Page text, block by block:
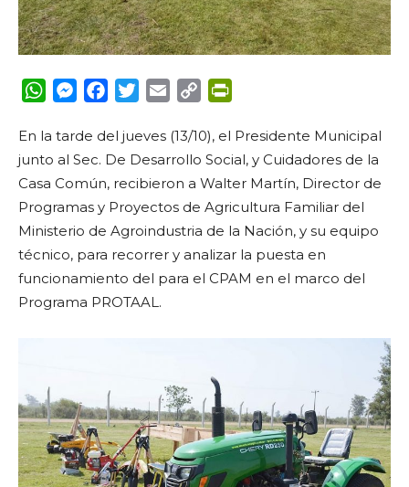
WhatsApp
Messenger
FacebookTwitterEmail Copy
En la tarde del jueves (13/10), el Presidente Municipal
junto al Sec. De Desarrollo Social, y Cuidadores de la
Casa Común, recibieron a Walter Martín, Director de
Programas y Proyectos de Agricultura Familiar del
Ministerio de Agroindustria de la Nación, y su equipo
técnico, para recorrer y analizar la puesta en
funcionamiento del para el CPAM en el marco del
Programa PROTAAL.